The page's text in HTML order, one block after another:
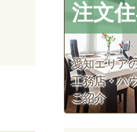
注文
愛知エリア
工務店・ハ
ご紹介